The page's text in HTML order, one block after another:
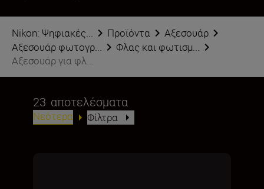
Nikon: Ψηφιακές... Προϊόντα
Αξεσουάρ
Αξεσουάρ φωτογρ...
Φλας και φωτισμ...
Αξεσουάρ για φλ...
23 αποτελέσματα
Νεότερα Φίλτρα